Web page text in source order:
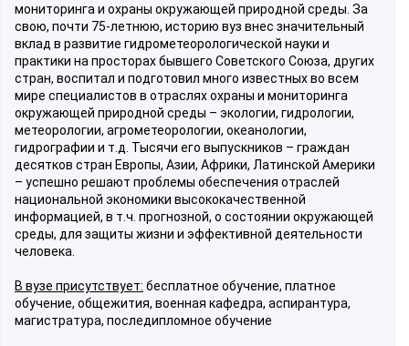
мониторинга и охраны окружающей природной среды. За
свою, почти 75-летнюю, историю вуз внес значительный
вклад в развитие гидрометеорологической науки и
практики на просторах бывшего Советского Союза, других
стран, воспитал и подготовил много известных во всем
мире специалистов в отраслях охраны и мониторинга
окружающей природной среды – экологии, гидрологии,
метеорологии, агрометеорологии, океанологии,
гидрографии и т.д. Тысячи его выпускников – граждан
десятков стран Европы, Азии, Африки, Латинской Америки
– успешно решают проблемы обеспечения отраслей
национальной экономики высококачественной
информацией, в т.ч. прогнозной, о состоянии окружающей
среды, для защиты жизни и эффективной деятельности
человека.
В вузе присутствует: бесплатное обучение, платное
обучение, общежития, военная кафедра, аспирантура,
магистратура, последипломное обучение